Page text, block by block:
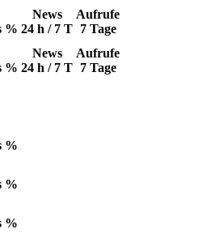
%
News
24 h / 7 T
Aufrufe
7 Tage
%
News
24 h / 7 T
Aufrufe
7 Tage
%
%
%